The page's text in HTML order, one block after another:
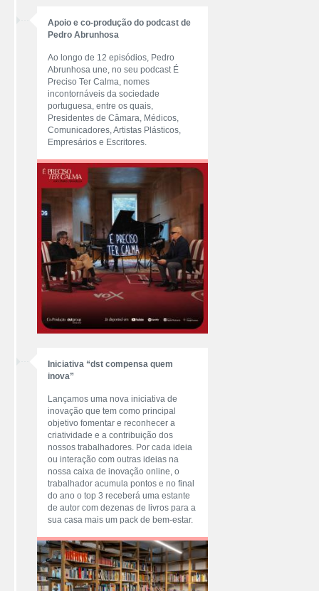
Apoio e co-produção do podcast de
Pedro Abrunhosa
Ao longo de 12 episódios, Pedro
Abrunhosa une, no seu podcast É
Preciso Ter Calma, nomes
incontornáveis da sociedade
portuguesa, entre os quais,
Presidentes de Câmara, Médicos,
Comunicadores, Artistas Plásticos,
Empresários e Escritores.
Iniciativa “dst compensa quem
inova”
Lançamos uma nova iniciativa de
inovação que tem como principal
objetivo fomentar e reconhecer a
criatividade e a contribuição dos
nossos trabalhadores. Por cada ideia
ou interação com outras ideias na
nossa caixa de inovação online, o
trabalhador acumula pontos e no final
do ano o top 3 receberá uma estante
de autor com dezenas de livros para a
sua casa mais um pack de bem-estar.